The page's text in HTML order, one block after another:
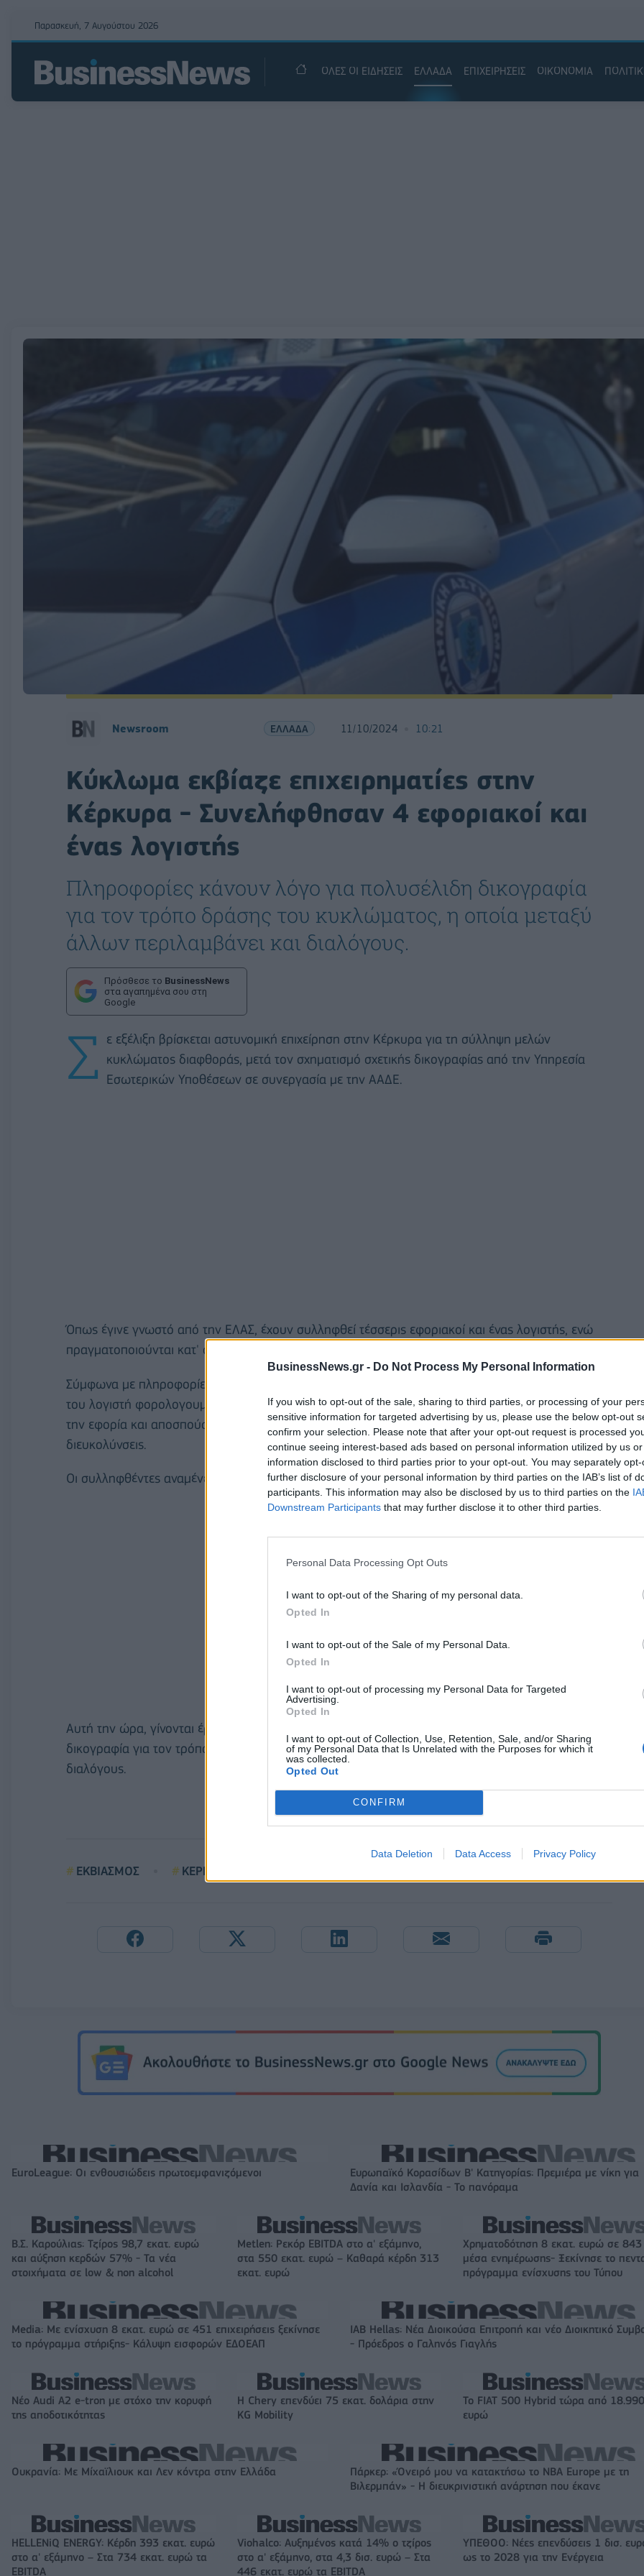
BusinessNews.gr - Do Not Process My Personal Information
If you wish to opt-out of the sale, sharing to third parties, or processing of your
sensitive information for targeted advertising by us, please use the below opt-out
confirm your selection. Please note that after your opt-out request is processed
continue seeing interest-based ads based on personal information utilized by us
information disclosed to third parties prior to your opt-out. You may separately
further disclosure of your personal information by third parties on the IAB’s list of
participants. This information may also be disclosed by us to third parties on the
Downstream Participants that may further disclose it to other third parties.
Personal Data Processing Opt Outs
I want to opt-out of the Sharing of my personal data.
Opted In
I want to opt-out of the Sale of my Personal Data.
Opted In
I want to opt-out of processing my Personal Data for Targeted
Advertising.
Opted In
I want to opt-out of Collection, Use, Retention, Sale, and/or Sharing
of my Personal Data that Is Unrelated with the Purposes for which it
was collected.
Opted Out
CONFIRM
Data Deletion Data Access Privacy Policy
Παρασκευή, 7 Αυγούστου 2026
ΟΛΕΣ ΟΙ ΕΙΔΗΣΕΙΣ ΕΛΛΑΔΑ ΕΠΙΧΕΙΡΗΣΕΙΣ ΟΙΚΟΝΟΜΙΑ
Newsroom ΕΛΛΑΔΑ 11/10/2024 10:21
Κύκλωμα εκβίαζε επιχειρηματίες στην
Κέρκυρα - Συνελήφθησαν 4 εφοριακοί και
ένας λογιστής
Πληροφορίες κάνουν λόγο για πολυσέλιδη δικογραφία
για τον τρόπο δράσης του κυκλώματος, η οποία μεταξύ
άλλων περιλαμβάνει και διαλόγους.
Πρόσθεσε το BusinessNews
στα αγαπημένα σου στη
Google
Σ
ε εξέλιξη βρίσκεται αστυνομική επιχείρηση στην Κέρκυρα για τη σύλληψη μελών
κυκλώματος διαφθοράς, μετά τον σχηματισμό σχετικής δικογραφίας από την Υπηρεσία
Εσωτερικών Υποθέσεων σε συνεργασία με την ΑΑΔΕ.
Όπως έγινε γνωστό από την ΕΛΑΣ, έχουν συλληφθεί τέσσερις εφοριακοί και ένας λογιστής, ενώ
πραγματοποιούνται κατ' οίκον έρευνες στα σπίτια των συλληφθέντων.
Σύμφωνα με πληροφορίες από αστυνομικές πηγές, οι εφοριακοί φέρονται να προσέγγιζαν μέσω
του λογιστή φορολογουμένους, οι οποίοι είτε είχαν φορολογικά χρέη είτε είχαν επιστροφές από
την εφορία και αποσπούσαν μεγάλα χρηματικά ποσά, προκειμένου να τους παρέχουν
διευκολύνσεις.
Οι συλληφθέντες αναμένεται να οδηγηθούν σήμερα ενώπιων του εισαγγελέα.
Αυτή την ώρα, γίνονται έρευνες κατ’ οίκον στο νησί. Πληροφορίες κάνουν λόγο για πολυσέλιδη
δικογραφία για τον τρόπο δράσης του κυκλώματος, η οποία μεταξύ άλλων περιλαμβάνει και
διαλόγους.
ΕΚΒΙΑΣΜΟΣ ΚΕΡΚΥΡΑ
EuroLeague: Οι ενθουσιώδεις πρωτοεμφανιζόμενοι
Ευρωπαϊκό Κορασίδων Β' Κατηγορίας: Πρεμιέρα με νίκη για
Δανία και Ισλανδία - Το πανόραμα
Β.Σ. Καρούλιας: Τζίρος 98,7 εκατ. ευρώ
και αύξηση κερδών 57% - Τα νέα
στοιχήματα σε low & non alcohol
Metlen: Ρεκόρ EBITDA στο α' εξάμηνο,
στα 550 εκατ. ευρώ – Καθαρά κέρδη 313
εκατ. ευρώ
Χρηματοδότηση 8 εκατ. ευρώ σε 843
μέσα ενημέρωσης- Ξεκίνησε το
πρόγραμμα ενίσχυσης του Τύπου
Media: Με ενίσχυση 8 εκατ. ευρώ σε 451 επιχειρήσεις ξεκίνησε
το πρόγραμμα στήριξης- Κάλυψη εισφορών ΕΔΟΕΑΠ
IAB Hellas: Νέα Διοικούσα Επιτροπή και νέο Διοικητικό
- Πρόεδρος ο Γαληνός Γιαγλής
Νέο Audi A2 e-tron με στόχο την κορυφή
της αποδοτικότητας
Η Chery επενδύει 75 εκατ. δολάρια στην
KG Mobility
Το FIAT 500 Hybrid τώρα από 18.990
ευρώ
Ουκρανία: Με Μίχαϊλιουκ και Λεν κόντρα στην Ελλάδα
Πάρκερ: «Όνειρό μου να κατακτήσω το ΝΒΑ Europe με τη
Βιλερμπάν» - Η διευκρινιστική ανάρτηση που έκανε
HELLENiQ ENERGY: Κέρδη 393 εκατ. ευρώ
στο α' εξάμηνο – Στα 734 εκατ. ευρώ τα
EBITDA
Viohalco: Αυξημένος κατά 14% ο τζίρος
στο α' εξάμηνο, στα 4,3 δισ. ευρώ – Στα
446 εκατ. ευρώ τα EBITDA
ΥΠΕΘΟΟ: Νέες επενδύσεις 1 δισ.
ως το 2028 για την Ενέργεια